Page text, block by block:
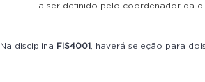
a ser definido pelo coordenador da
Na disciplina FIS4001, haverá seleção para